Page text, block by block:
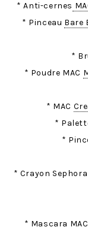
* Anti-cernes
* Pinceau Bare
*
* Poudre MAC
* MAC
*
*
* Crayon Sephora
* Mascara